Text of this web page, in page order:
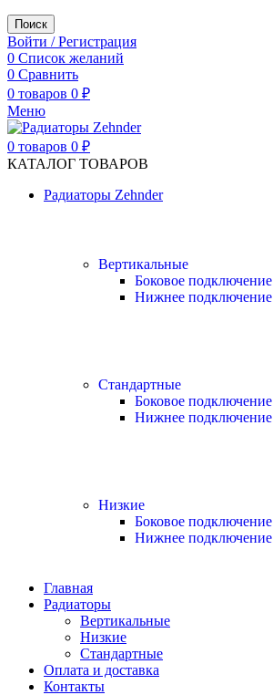
Поиск
Войти / Регистрация
0 Список желаний
0 Сравнить
0 товаров 0 ₽
Меню
0 товаров 0 ₽
КАТАЛОГ ТОВАРОВ
Радиаторы Zehnder
Вертикальные
Боковое подключение
Нижнее подключение
Стандартные
Боковое подключение
Нижнее подключение
Низкие
Боковое подключение
Нижнее подключение
Главная
Радиаторы
Вертикальные
Низкие
Стандартные
Оплата и доставка
Контакты